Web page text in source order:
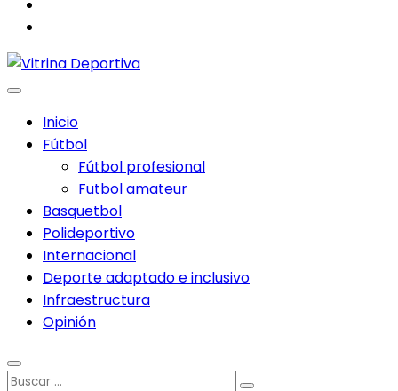
Inicio
Fútbol
Fútbol profesional
Futbol amateur
Basquetbol
Polideportivo
Internacional
Deporte adaptado e inclusivo
Infraestructura
Opinión
Buscar